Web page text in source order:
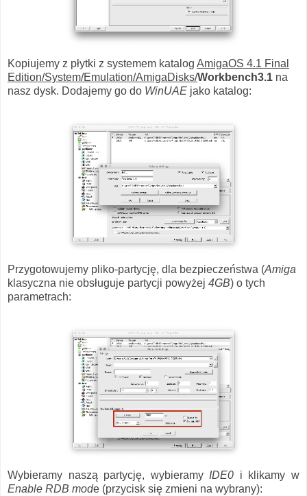
Kopiujemy z płytki z systemem katalog AmigaOS 4.1 Final
Edition/System/Emulation/AmigaDisks/Workbench3.1 na
nasz dysk. Dodajemy go do WinUAE jako katalog:
Przygotowujemy pliko-partycję, dla bezpieczeństwa (Amiga
klasyczna nie obsługuje partycji powyżej 4GB) o tych
parametrach:
Wybieramy naszą partycję, wybieramy IDE0 i klikamy w
Enable RDB mode (przycisk się zmieni na wybrany):